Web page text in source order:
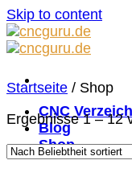
Skip to content
CNC
Blog
Shop
Startseite / Shop
Ergebnisse 1 – 12